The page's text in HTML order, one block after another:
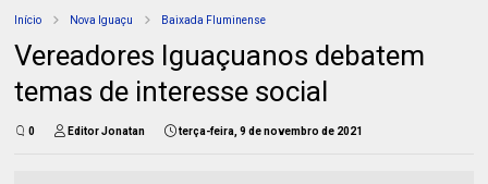
Início Nova Iguaçu Baixada Fluminense
Vereadores Iguaçuanos debatem
temas de interesse social
0 Editor Jonatan terça-feira, 9 de novembro de 2021